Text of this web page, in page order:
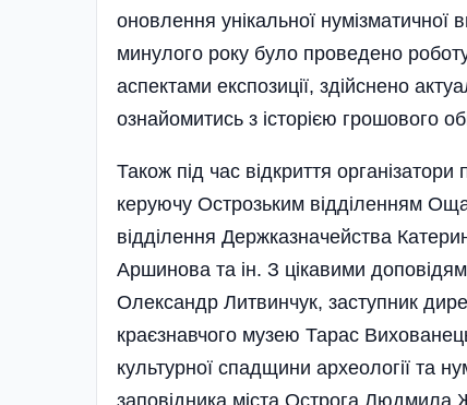
оновлення унікальної
минулого року було проведено
аспектами експозиції, здійснено
ознайомитись з історією грошового
Також під час відкриття
керуючу Острозьким відділенням
відділення Держказначейства
Аршинова та ін. З цікавими
Олександр Литвинчук, заступник
краєзнавчого музею Тарас
культурної спадщини археології та
заповідника міста Острога Людмила